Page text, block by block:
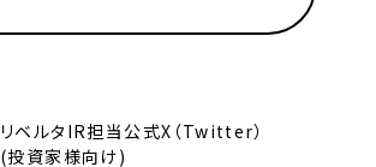
リベルタIR担当公式X（Twitter）
(投資家様向け)